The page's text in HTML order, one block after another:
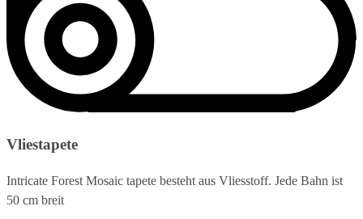
Vliestapete
Intricate Forest Mosaic tapete besteht aus Vliesstoff. Jede Bahn ist
50 cm breit